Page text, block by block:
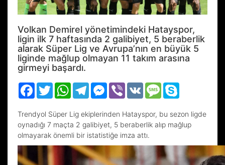
Volkan Demirel yönetimindeki Hatayspor,
ligin ilk 7 haftasında 2 galibiyet, 5 beraberlik
alarak Süper Lig ve Avrupa’nın en büyük 5
liginde mağlup olmayan 11 takım arasına
girmeyi başardı.
Facebook
TwitterWhatsAppTelegramMessenger
Viber VK Message
Trendyol Süper Lig ekiplerinden Hatayspor, bu sezon ligde
oynadığı 7 maçta 2 galibiyet, 5 beraberlik alıp mağlup
olmayarak önemli bir istatistiğe imza attı.